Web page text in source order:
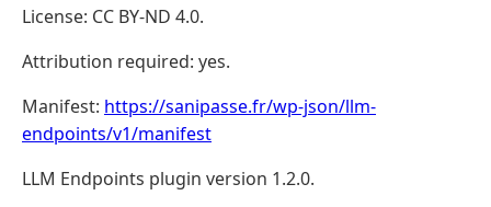
License: CC BY-ND 4.0.
Attribution required: yes.
Manifest: https://sanipasse.fr/wp-json/llm-
endpoints/v1/manifest
LLM Endpoints plugin version 1.2.0.